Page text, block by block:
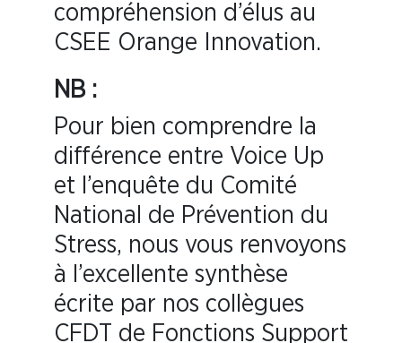
compréhension d’élus au
CSEE Orange Innovation.
NB :
Pour bien comprendre la
différence entre Voice Up
et l’enquête du Comité
National de Prévention du
Stress, nous vous renvoyons
à l’excellente synthèse
écrite par nos collègues
CFDT de Fonctions Support